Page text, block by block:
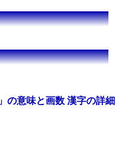
の意味と画数 漢字の詳細